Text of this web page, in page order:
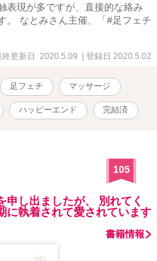
表現が多ですが、直接的な絡み
なとみさん主催、「#足フェチ
終更新日 2020.5.09 | 登録日 2020.5.02
足フェチ マッサージ
ハッピーエンド 完結済
105
し出ましたが、 別れてく
に執着されて愛されています
書籍情報